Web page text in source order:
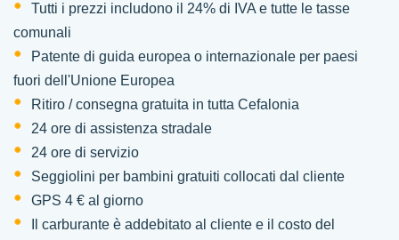
Tutti i prezzi includono il 24% di IVA e tutte le tasse
comunali
Patente di guida europea o internazionale per paesi
fuori dell'Unione Europea
Ritiro / consegna gratuita in tutta Cefalonia
24 ore di assistenza stradale
24 ore di servizio
Seggiolini per bambini gratuiti collocati dal cliente
GPS 4 € al giorno
Il carburante è addebitato al cliente e il costo del